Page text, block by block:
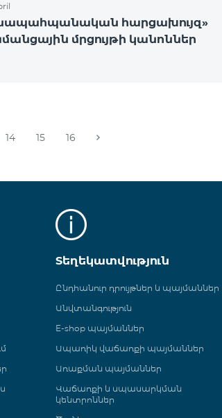
հարցախույզ»
մրցույթի կանոններ
14 15 16
Տեղեկատվություն
Ընդհանուր դրույթներ և պայմաններ
Անվտանգություն
E-shop պայմաններ
Ապառիկ վաճառքի պայմաններ
Առաքման պայմաններ
Վաճառքի և սպասարկման
կենտրոններ